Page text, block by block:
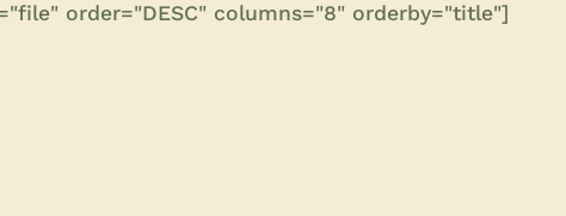
order="DESC" columns="8" orderby="title"]